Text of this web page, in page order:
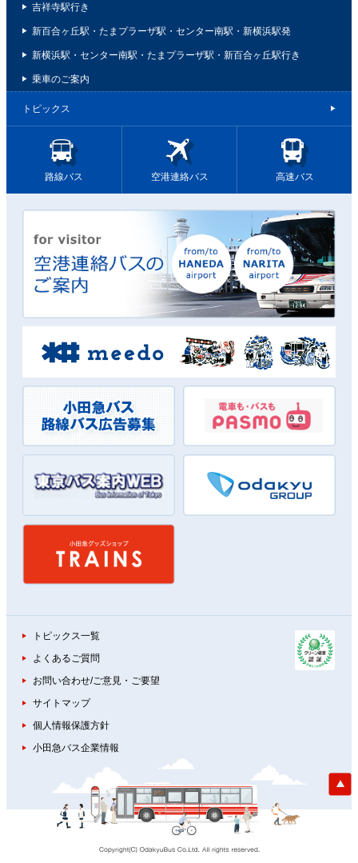
吉祥寺駅行き
新百合ヶ丘駅・たまプラーザ駅・センター南駅・新横浜駅発
新横浜駅・センター南駅・たまプラーザ駅・新百合ヶ丘駅行き
乗車のご案内
トピックス
路線バス 空港連絡バス 高速バス
トピックス一覧
よくあるご質問
お問い合わせ/ご意見・ご要望
サイトマップ
個人情報保護方針
小田急バス企業情報